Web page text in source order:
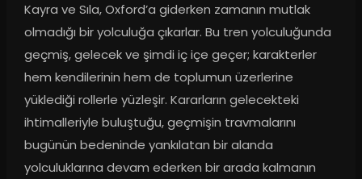
Kayra ve Sıla, Oxford’a giderken zamanın mutlak
olmadığı bir yolculuğa çıkarlar. Bu tren yolculuğunda
geçmiş, gelecek ve şimdi iç içe geçer; karakterler
hem kendilerinin hem de toplumun üzerlerine
yüklediği rollerle yüzleşir. Kararların gelecekteki
ihtimalleriyle buluştuğu, geçmişin travmalarını
bugünün bedeninde yankılatan bir alanda
yolculuklarına devam ederken bir arada kalmanın